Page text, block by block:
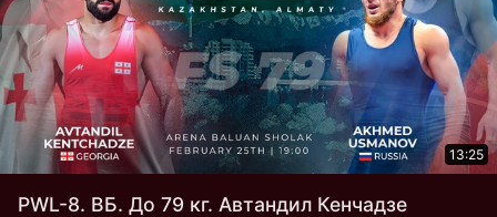
13:25
PWL-8. ВБ. До 79 кг. Автандил Кенчадзе